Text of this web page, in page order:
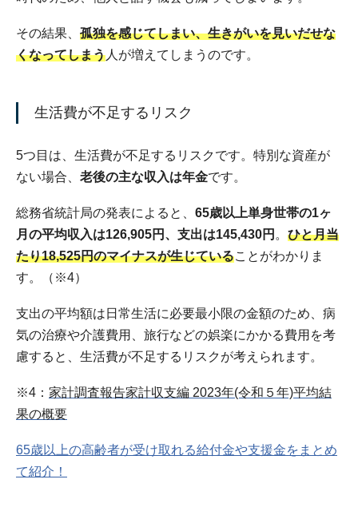
その結果、 孤独を感じてしまい、生きがいを見いだせな
くなってしまう人が増えてしまうのです。
生活費が不足するリスク
5つ目は、生活費が不足するリスクです。特別な資産が
ない場合、 老後の主な収入は年金です。
総務省統計局の発表によると、 65歳以上単身世帯の1ヶ
月の平均収入は126,905円、支出は145,430円 。 ひと月当
たり18,525円のマイナスが生じていることがわかりま
す。（※4）
支出の平均額は日常生活に必要最小限の金額のため、病
気の治療や介護費用、旅行などの娯楽にかかる費用を考
慮すると、生活費が不足するリスクが考えられます。
※4： 家計調査報告家計収支編 2023年(令和５年)平均結
果の概要
65歳以上の高齢者が受け取れる給付金や支援金をまとめ
て紹介！